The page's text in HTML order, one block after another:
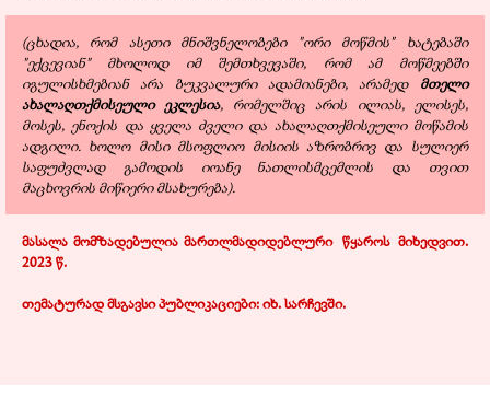
(ცხადია, რომ ასეთი მნიშვნელობები "ორი მოწმის" ხატებაში
"ექცევიან" მხოლოდ იმ შემთხვევაში, რომ ამ მოწმეებში
იგულისხმებიან არა ბუკვალური ადამიანები, არამედ მთელი
ახალაღთქმისეული ეკლესია, რომელშიც არის ილიას, ელისეს,
მოსეს, ენოქის და ყველა ძველი და ახალაღთქმისეული მოწამის
ადგილი. ხოლო მისი მსოფლიო მისიის აზრობრივ და სულიერ
საფუძვლად გამოდის იოანე ნათლისმცემლის და თვით
მაცხოვრის მიწიერი მსახურება).
მასალა მომზადებულია მართლმადიდებლური წყაროს. მიხედვით.
2023 წ.
თემატურად მსგავსი პუბლიკაციები: იხ.სარჩევში.